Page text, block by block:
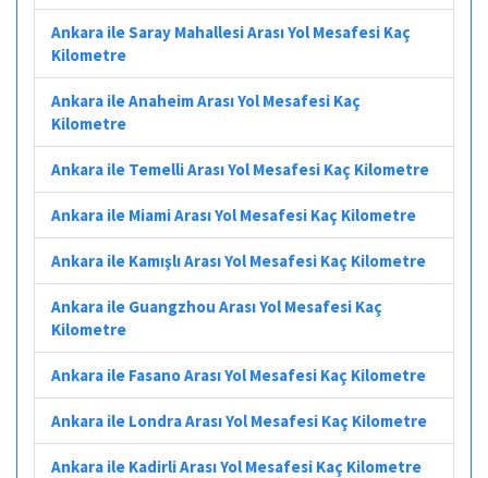
Ankara ile Saray Mahallesi Arası Yol Mesafesi Kaç
Kilometre
Ankara ile Anaheim Arası Yol Mesafesi Kaç
Kilometre
Ankara ile Temelli Arası Yol Mesafesi Kaç Kilometre
Ankara ile Miami Arası Yol Mesafesi Kaç Kilometre
Ankara ile Kamışlı Arası Yol Mesafesi Kaç Kilometre
Ankara ile Guangzhou Arası Yol Mesafesi Kaç
Kilometre
Ankara ile Fasano Arası Yol Mesafesi Kaç Kilometre
Ankara ile Londra Arası Yol Mesafesi Kaç Kilometre
Ankara ile Kadirli Arası Yol Mesafesi Kaç Kilometre